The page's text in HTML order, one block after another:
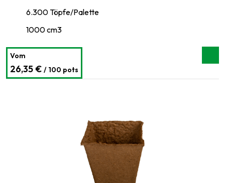
6.300 Töpfe/Palette
1000 cm3
Vom
26,35 € / 100 pots